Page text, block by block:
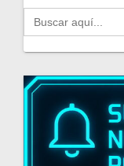
Buscar: